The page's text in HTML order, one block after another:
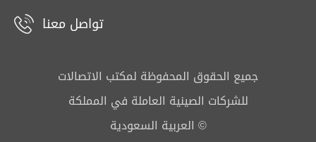
تواصل معنا
جميع الحقوق المحفوظة لمكتب الاتصالات
للشركات الصينية العاملة في المملكة
العربية السعودية ©